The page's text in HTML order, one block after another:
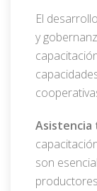
El
y
Asistencia
son